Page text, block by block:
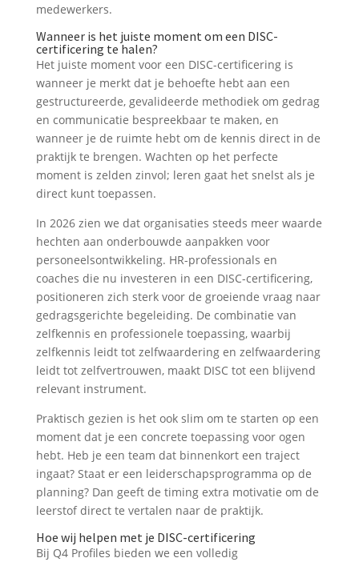
medewerkers.
Wanneer is het juiste moment om een DISC-
certificering te halen?
Het juiste moment voor een DISC-certificering is
wanneer je merkt dat je behoefte hebt aan een
gestructureerde, gevalideerde methodiek om gedrag
en communicatie bespreekbaar te maken, en
wanneer je de ruimte hebt om de kennis direct in de
praktijk te brengen. Wachten op het perfecte
moment is zelden zinvol; leren gaat het snelst als je
direct kunt toepassen.
In 2026 zien we dat organisaties steeds meer waarde
hechten aan onderbouwde aanpakken voor
personeelsontwikkeling. HR-professionals en
coaches die nu investeren in een DISC-certificering,
positioneren zich sterk voor de groeiende vraag naar
gedragsgerichte begeleiding. De combinatie van
zelfkennis en professionele toepassing, waarbij
zelfkennis leidt tot zelfwaardering en zelfwaardering
leidt tot zelfvertrouwen, maakt DISC tot een blijvend
relevant instrument.
Praktisch gezien is het ook slim om te starten op een
moment dat je een concrete toepassing voor ogen
hebt. Heb je een team dat binnenkort een traject
ingaat? Staat er een leiderschapsprogramma op de
planning? Dan geeft de timing extra motivatie om de
leerstof direct te vertalen naar de praktijk.
Hoe wij helpen met je DISC-certificering
Bij Q4 Profiles bieden we een volledig